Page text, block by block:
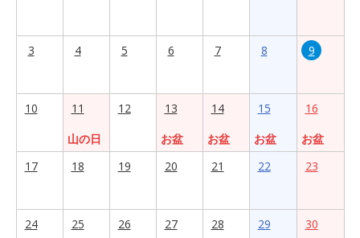
3 4 5 6 7 8 9
10
11
山の日
12
13
お盆
14
お盆
15
お盆
16
お盆
17
18 19 20 21 22 23
24 25 26 27 28 29 30